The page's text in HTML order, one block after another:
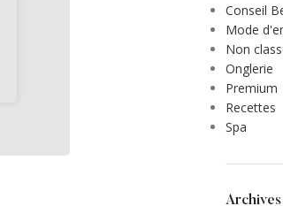
Conseil
Mode
Non
Onglerie
Premium
Recettes
Spa
Archives